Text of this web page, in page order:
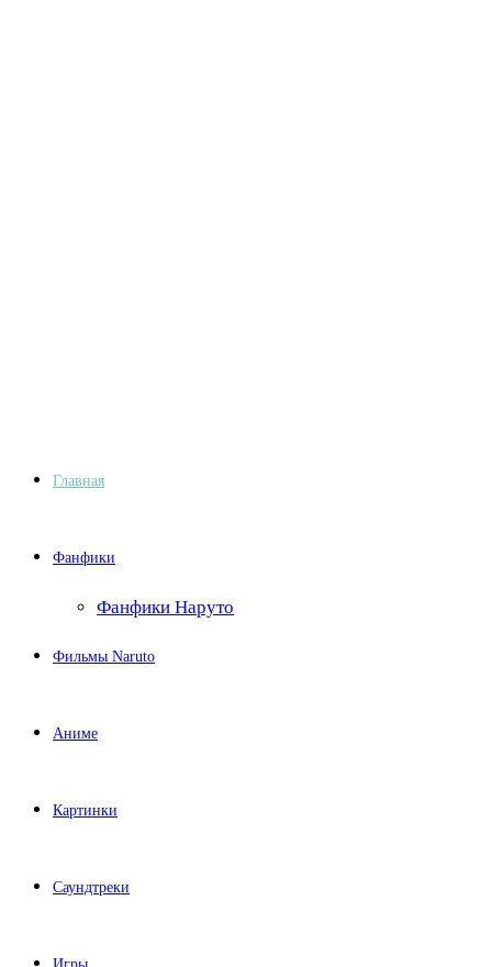
Главная
Фанфики
Фанфики Наруто
Фильмы Naruto
Аниме
Картинки
Саундтреки